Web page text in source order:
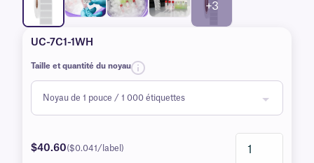
+3
UC-7C1-1WH
Taille et quantité du noyau
$40.60($0.041/label)